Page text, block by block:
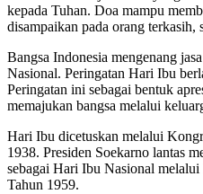
kepada Tuhan. Doa mampu
disampaikan pada orang terkasih,
Bangsa Indonesia mengenang
Nasional. Peringatan Hari Ibu
Peringatan ini sebagai bentuk
memajukan bangsa melalui
Hari Ibu dicetuskan melalui
1938. Presiden Soekarno lantas
sebagai Hari Ibu Nasional
Tahun 1959.